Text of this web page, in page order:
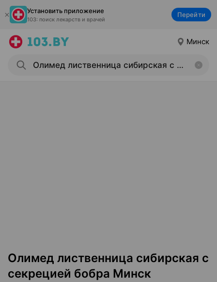
Установить приложение
103: поиск лекарств и врачей
Перейти
Минск
Олимед лиственница сибирская с
секрецией бобра Минск